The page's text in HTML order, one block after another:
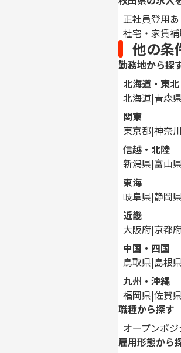
正社員登用あ
社宅・家賃
他の条
勤務地から探
北海道・東北
北海道 青森県
関東
東京都 神奈
信越・北陸
新潟県 富山県
東海
岐阜県 静岡県
近畿
大阪府 京都府
中国・四国
鳥取県 島根県
九州・沖縄
福岡県 佐賀県
職種から探す
オープンポ
雇用形態から